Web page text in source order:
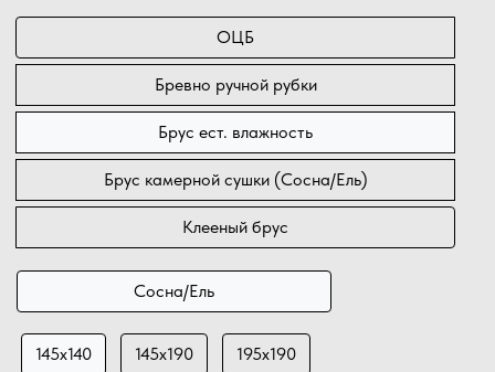
ОЦБ
Бревно ручной рубки
Брус ест. влажность
Брус камерной сушки (Сосна/Ель)
Клееный брус
Сосна/Ель
145х140 145х190 195х190